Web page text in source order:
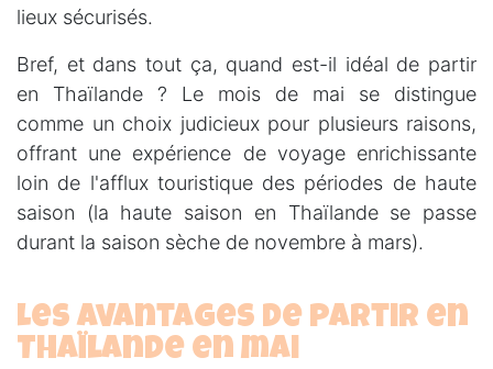
lieux sécurisés.
Bref, et dans tout ça, quand est-il idéal de partir
en Thaïlande ? Le mois de mai se distingue
comme un choix judicieux pour plusieurs raisons,
offrant une expérience de voyage enrichissante
loin de l'afflux touristique des périodes de haute
saison (la haute saison en Thaïlande se passe
durant la saison sèche de novembre à mars).
Les avantages de partir en
Thaïlande en mai